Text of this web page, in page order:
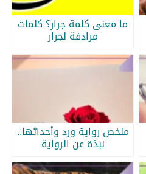
ما معنى كلمة جرار؟ كلمات
مرادفة لجرار
ملخص رواية ورد وأحداثها..
نبذة عن الرواية